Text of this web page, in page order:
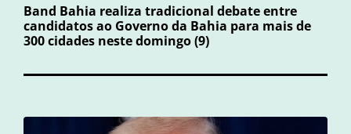
Band Bahia realiza tradicional debate entre
candidatos ao Governo da Bahia para mais de
300 cidades neste domingo (9)